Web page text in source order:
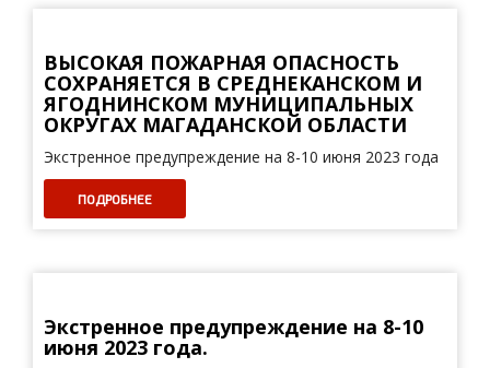
ВЫСОКАЯ ПОЖАРНАЯ ОПАСНОСТЬ
СОХРАНЯЕТСЯ В СРЕДНЕКАНСКОМ И
ЯГОДНИНСКОМ МУНИЦИПАЛЬНЫХ
ОКРУГАХ МАГАДАНСКОЙ ОБЛАСТИ
Экстренное предупреждение на 8-10 июня 2023 года
ПОДРОБНЕЕ
Экстренное предупреждение на 8-10
июня 2023 года.